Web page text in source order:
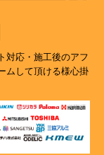
対応・施工後のアフ
ムして頂ける様心掛